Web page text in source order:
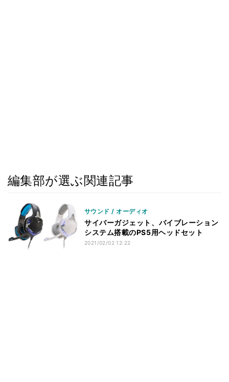
編集部が選ぶ関連記事
サウンド / オーディオ
サイバーガジェット、バイブレーション
システム搭載のPS5用ヘッドセット
2021/02/02 12:22